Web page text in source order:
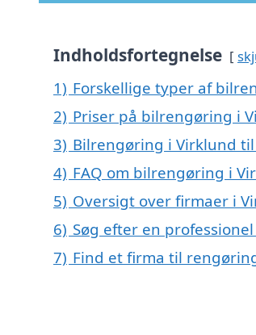
Indholdsfortegnelse
1) Forskellige typer af
2) Priser på bilrengøring i
3) Bilrengøring i Virklund
4) FAQ om bilrengøring i
5) Oversigt over firmaer i
6) Søg efter en
7) Find et firma til